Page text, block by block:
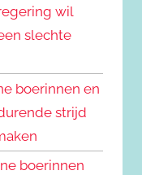
wil
slechte
boerinnen en
strijd
boerinnen